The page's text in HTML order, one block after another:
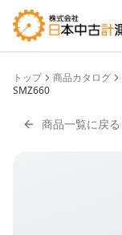
トップ 商品カタログ
SMZ660
商品一覧に戻る